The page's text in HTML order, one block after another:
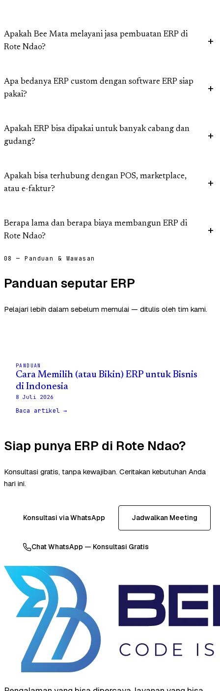
Apakah Bee Mata melayani jasa pembuatan ERP di
Rote Ndao?
Apa bedanya ERP custom dengan software ERP siap
pakai?
Apakah ERP bisa dipakai untuk banyak cabang dan
gudang?
Apakah bisa terhubung dengan POS, marketplace,
atau e-faktur?
Berapa lama dan berapa biaya membangun ERP di
Rote Ndao?
08 — Panduan & Wawasan
Panduan seputar ERP
Pelajari lebih dalam sebelum memulai — ditulis oleh tim kami.
PANDUAN
Cara Memilih (atau Bikin) ERP untuk Bisnis
di Indonesia
8 Juli 2026
Baca artikel →
Siap punya ERP di Rote Ndao?
Konsultasi gratis, tanpa kewajiban. Ceritakan kebutuhan Anda
hari ini.
Konsultasi via WhatsApp Jadwalkan Meeting
Chat WhatsApp — Konsultasi Gratis